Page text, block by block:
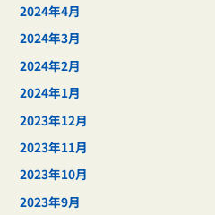
2024年4月
2024年3月
2024年2月
2024年1月
2023年12月
2023年11月
2023年10月
2023年9月